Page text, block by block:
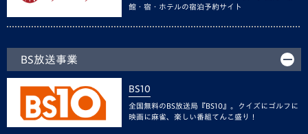
館・宿・ホテルの宿泊予約サイト
BS放送事業
BS10
全国無料のBS放送局『BS10』。クイズにゴルフに
映画に麻雀、楽しい番組てんこ盛り！